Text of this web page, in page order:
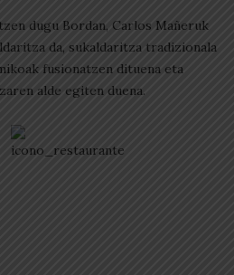
dugu Bordan, Carlos Mañeruk
da, sukaldaritza tradizionala
fusionatzen dituena eta
alde egiten duena.